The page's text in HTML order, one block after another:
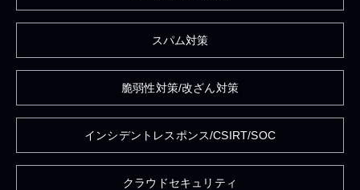
スパム対策
脆弱性対策/改ざん対策
インシデントレスポンス/CSIRT/SOC
クラウドセキュリティ